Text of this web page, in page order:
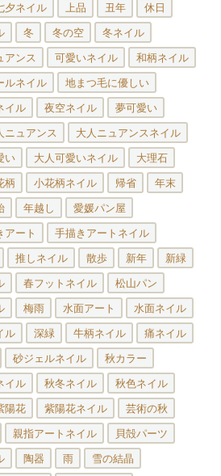
夕ネイル 上品 丑年 休日
冬 冬の空 冬ネイル
アンス 可愛いネイル 和柄ネイル
ルネイル 地まつ毛に優しい
イル 夜空ネイル 夢可愛い
ニュアンス 大人ニュアンスネイル
い 大人可愛いネイル 大理石
柄 小花柄ネイル 帰省 年末
年越し 愛媛パン屋
アート 手描きアートネイル
推しネイル 散歩 新年 新緑
春フットネイル 松山パン
梅雨 水面アート 水面ネイル
ル 深緑 牛柄ネイル 痛ネイル
砂ジェルネイル 秋カラー
イル 秋冬ネイル 秋色ネイル
陽花 紫陽花ネイル 芸術の秋
親指アートネイル 貝殻パーツ
陶器 雨 雪の結晶